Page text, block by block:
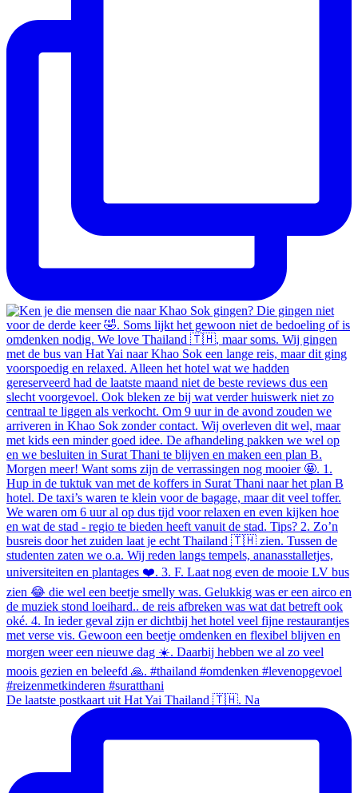
De laatste postkaart uit Hat Yai Thailand 🇹🇭. Na